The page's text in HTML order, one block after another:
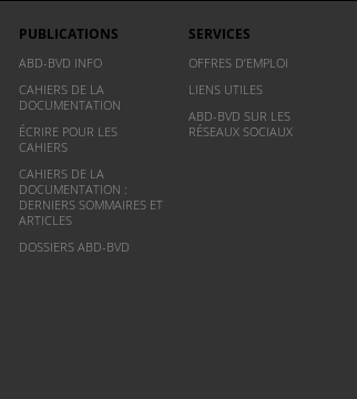
PUBLICATIONS
ABD-BVD INFO
CAHIERS DE LA
DOCUMENTATION
ÉCRIRE POUR LES
CAHIERS
CAHIERS DE LA
DOCUMENTATION :
DERNIERS SOMMAIRES ET
ARTICLES
DOSSIERS ABD-BVD
SERVICES
OFFRES D’EMPLOI
LIENS UTILES
ABD-BVD SUR LES
RÉSEAUX SOCIAUX